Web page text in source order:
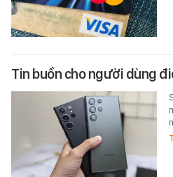
Tin buồn cho người dùng